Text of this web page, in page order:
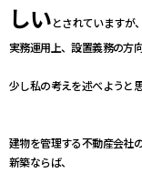
しいとされていますが、
実務運用上、設置義務の方
少し私の考えを述べようと思
建物を管理する不動産会社
新築ならば、